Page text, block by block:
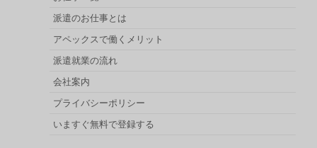
派遣のお仕事とは
アペックスで働くメリット
派遣就業の流れ
会社案内
プライバシーポリシー
いますぐ無料で登録する